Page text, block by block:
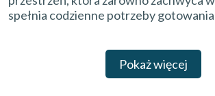
spełnia codzienne potrzeby
Pokaż więcej